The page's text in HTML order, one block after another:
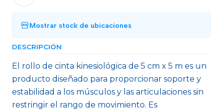
Mostrar stock de ubicaciones
DESCRIPCIÓN
El rollo de cinta kinesiológica de 5 cm x 5 m es un
producto diseñado para proporcionar soporte y
estabilidad a los músculos y las articulaciones sin
restringir el rango de movimiento. Es